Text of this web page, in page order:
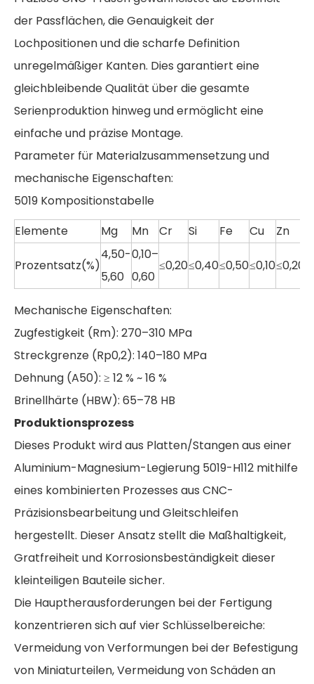
der Passflächen, die Genauigkeit der
Lochpositionen und die scharfe Definition
unregelmäßiger Kanten. Dies garantiert eine
gleichbleibende Qualität über die gesamte
Serienproduktion hinweg und ermöglicht eine
einfache und präzise Montage.
Parameter für Materialzusammensetzung und
mechanische Eigenschaften:
5019 Kompositionstabelle
Elemente
Mg Mn Cr Si Fe Cu Zn
Prozentsatz(%)
4,50-
5,60
0,10–
0,60
≤0,20≤0,40≤0,50≤0,10≤0,20
Mechanische Eigenschaften:
Zugfestigkeit (Rm): 270–310 MPa
Streckgrenze (Rp0,2): 140–180 MPa
Dehnung (A50): ≥ 12 % ~ 16 %
Brinellhärte (HBW): 65–78 HB
Produktionsprozess
Dieses Produkt wird aus Platten/Stangen aus einer
Aluminium-Magnesium-Legierung 5019-H112 mithilfe
eines kombinierten Prozesses aus CNC-
Präzisionsbearbeitung und Gleitschleifen
hergestellt. Dieser Ansatz stellt die Maßhaltigkeit,
Gratfreiheit und Korrosionsbeständigkeit dieser
kleinteiligen Bauteile sicher.
Die Hauptherausforderungen bei der Fertigung
konzentrieren sich auf vier Schlüsselbereiche:
Vermeidung von Verformungen bei der Befestigung
von Miniaturteilen, Vermeidung von Schäden an